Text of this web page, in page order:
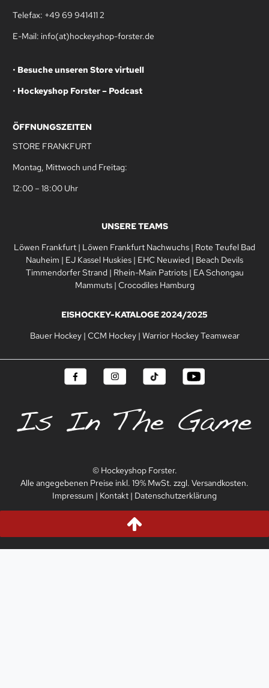
Telefax: +49 69 941411 2
E-Mail: info(at)hockeyshop-forster.de
• Besuche unseren Store virtuell
• Hockeyshop Forster – Podcast
ÖFFNUNGSZEITEN
STORE FRANKFURT
Montag, Mittwoch und Freitag:
12:00 – 18:00 Uhr
UNSERE TEAMS
Löwen Frankfurt | Löwen Frankfurt Nachwuchs | Rote Teufel Bad
Nauheim | EJ Kassel Huskies | EHC Neuwied | Beach Devils
Timmendorfer Strand | Rhein-Main Patriots| EA Schongau
Mammuts| Crocodiles Hamburg
EISHOCKEY-KATALOGE 2024/2025
Bauer Hockey| CCM Hockey| Warrior Hockey Teamwear
© Hockeyshop Forster.
Alle angegebenen Preise inkl. 19% MwSt. zzgl. Versandkosten.
Impressum | Kontakt | Datenschutzerklärung